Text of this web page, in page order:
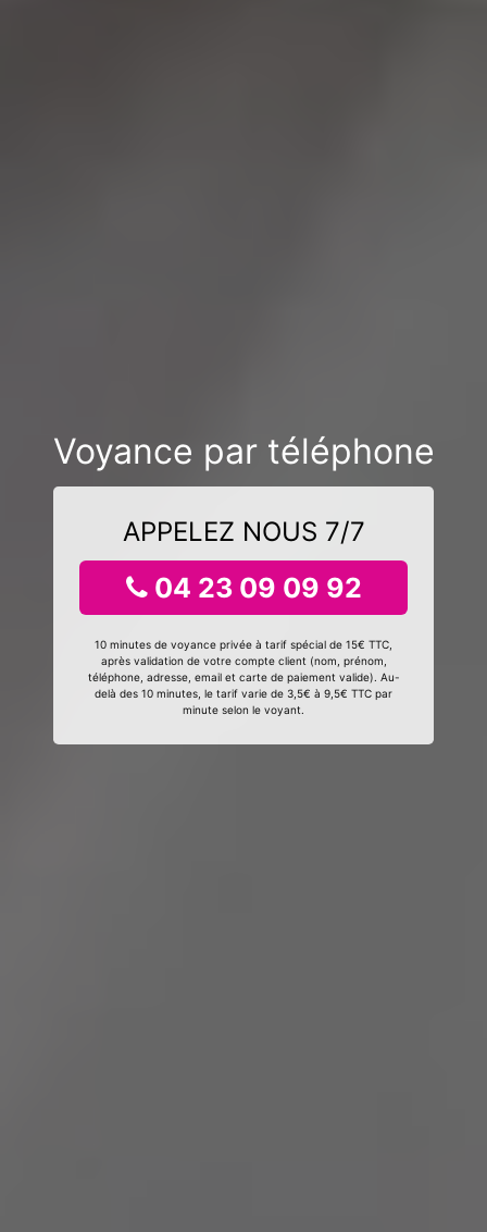
Voyance par téléphone
APPELEZ NOUS 7/7
04 23 09 09 92
10 minutes de voyance privée à tarif spécial de 15€ TTC,
après validation de votre compte client (nom, prénom,
téléphone, adresse, email et carte de paiement valide). Au-
delà des 10 minutes, le tarif varie de 3,5€ à 9,5€ TTC par
minute selon le voyant.